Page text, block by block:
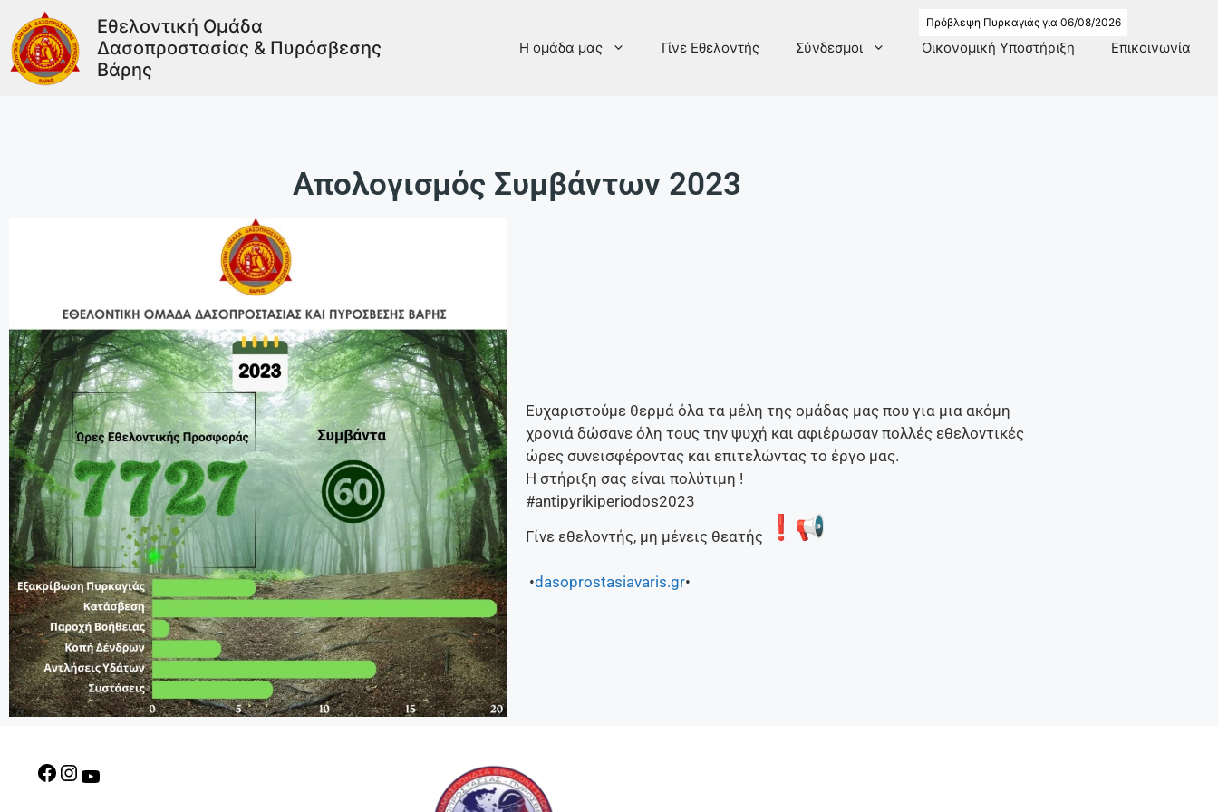
Εθελοντική Ομάδα
Δασοπροστασίας & Πυρόσβεσης
Βάρης
Πρόβλεψη Πυρκαγιάς για 06/08/2026
Η ομάδα μας Γίνε Εθελοντής Σύνδεσμοι Οικονομική Υποστήριξη Επικοινωνία
Απολογισμός Συμβάντων 2023
Ευχαριστούμε θερμά όλα τα μέλη της ομάδας μας που για μια ακόμη
χρονιά δώσανε όλη τους την ψυχή και αφιέρωσαν πολλές εθελοντικές
ώρες συνεισφέροντας και επιτελώντας το έργο μας.
Η στήριξη σας είναι πολύτιμη !
#antipyrikiperiodos2023
Γίνε εθελοντής, μη μένεις θεατής
•dasoprostasiavaris.gr•